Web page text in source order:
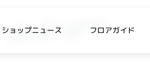
ショップニュース フロアガイド